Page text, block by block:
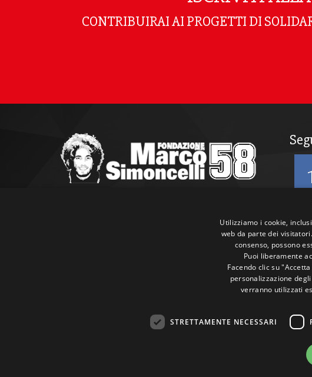
CONTRIBUIRAI AI PROGETTI DI
info@marcosimoncellifondazione.it
Utilizziamo i cookie,
web da parte dei
consenso, possono
Puoi liberamente
Facendo clic su
personalizzazione
verranno utilizzati
STRETTAMENTE NECESSARI